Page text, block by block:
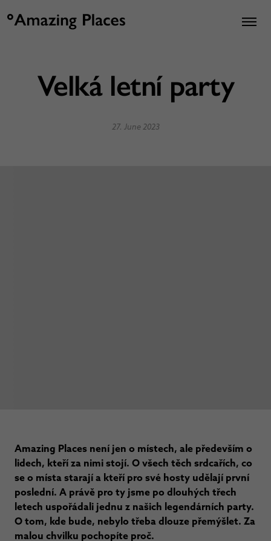
Velká letní party
27. June 2023
Amazing Places není jen o místech, ale především o
lidech, kteří za nimi stojí. O všech těch srdcařích, co
se o místa starají a kteří pro své hosty udělají první
poslední. A právě pro ty jsme po dlouhých třech
letech uspořádali jednu z našich legendárních party.
O tom, kde bude, nebylo třeba dlouze přemýšlet. Za
malou chvilku pochopíte proč.